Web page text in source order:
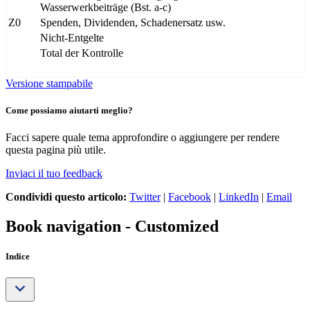
Wasserwerkbeiträge (Bst. a-c)
Z0
Spenden, Dividenden, Schadenersatz usw.
Nicht-Entgelte
Total der Kontrolle
Versione stampabile
Come possiamo aiutarti meglio?
Facci sapere quale tema approfondire o aggiungere per rendere
questa pagina più utile.
Inviaci il tuo feedback
Condividi questo articolo: Twitter| Facebook | LinkedIn | Email
Book navigation - Customized
Indice